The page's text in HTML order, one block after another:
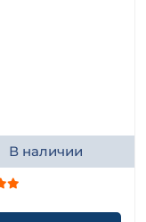
В наличии